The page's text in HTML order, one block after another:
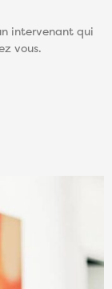
intervenant qui
vous.